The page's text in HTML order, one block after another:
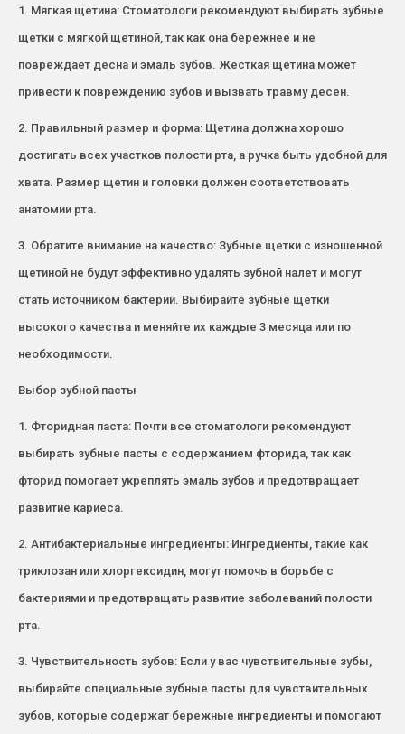
1. Мягкая щетина: Стоматологи рекомендуют выбирать зубные
щетки с мягкой щетиной, так как она бережнее и не
повреждает десна и эмаль зубов. Жесткая щетина может
привести к повреждению зубов и вызвать травму десен.
2. Правильный размер и форма: Щетина должна хорошо
достигать всех участков полости рта, а ручка быть удобной для
хвата. Размер щетин и головки должен соответствовать
анатомии рта.
3. Обратите внимание на качество: Зубные щетки с изношенной
щетиной не будут эффективно удалять зубной налет и могут
стать источником бактерий. Выбирайте зубные щетки
высокого качества и меняйте их каждые 3 месяца или по
необходимости.
Выбор зубной пасты
1. Фторидная паста: Почти все стоматологи рекомендуют
выбирать зубные пасты с содержанием фторида, так как
фторид помогает укреплять эмаль зубов и предотвращает
развитие кариеса.
2. Антибактериальные ингредиенты: Ингредиенты, такие как
триклозан или хлоргексидин, могут помочь в борьбе с
бактериями и предотвращать развитие заболеваний полости
рта.
3. Чувствительность зубов: Если у вас чувствительные зубы,
выбирайте специальные зубные пасты для чувствительных
зубов, которые содержат бережные ингредиенты и помогают